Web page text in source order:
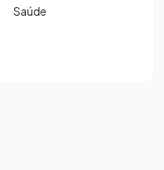
Saúde